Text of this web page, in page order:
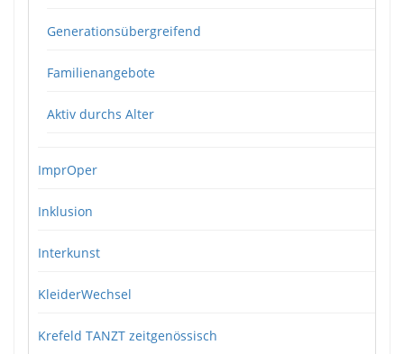
Generationsübergreifend
Familienangebote
Aktiv durchs Alter
ImprOper
Inklusion
Interkunst
KleiderWechsel
Krefeld TANZT zeitgenössisch